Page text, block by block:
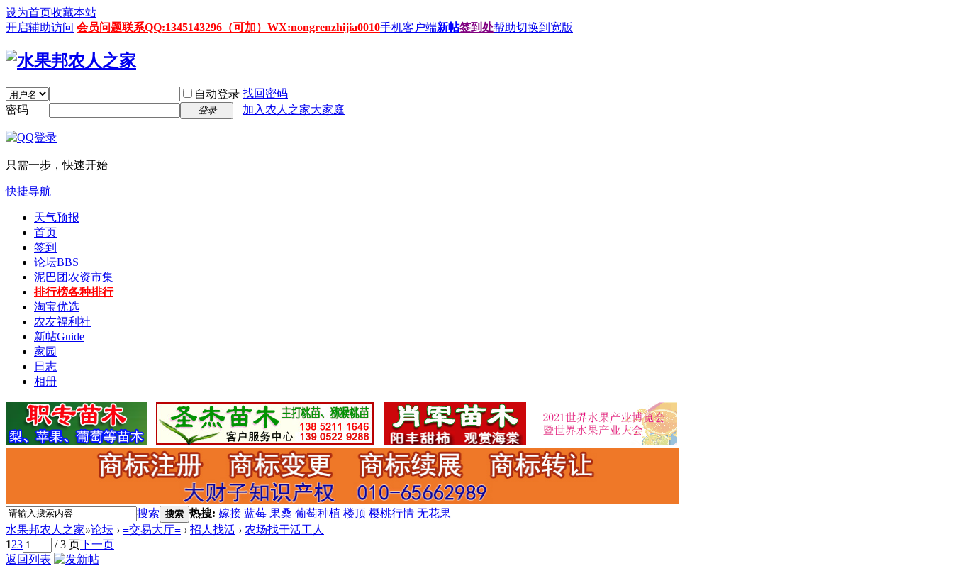
设为首页收藏本站
开启辅助访问 会员问题联系QQ:1345143296（可加）WX:nongrenzhijia0010手机客户端新帖签到处帮助切换到宽版
自动登录 找回密码
密码
登录 加入农人之家大家庭
只需一步，快速开始
快捷导航
天气预报
首页
签到
论坛BBS
泥巴团农资市集
排行榜各种排行
淘宝优选
农友福利社
新帖Guide
家园
日志
相册
搜索 搜索 热搜: 嫁接 蓝莓 果桑 葡萄种植 楼顶 樱桃行情 无花果
水果邦农人之家»论坛 › ≡交易大厅≡ › 招人找活 › 农场找干活工人
123 / 3 页下一页
返回列表